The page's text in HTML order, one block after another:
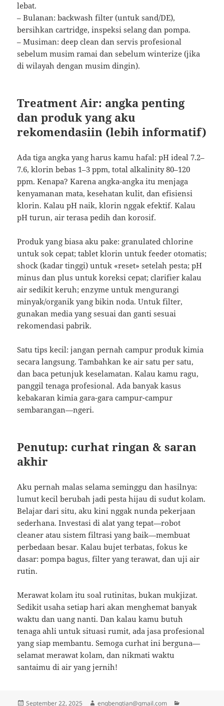
lebat.
– Bulanan: backwash filter (untuk sand/DE),
bersihkan cartridge, inspeksi selang dan pompa.
– Musiman: deep clean dan servis profesional
sebelum musim ramai dan sebelum winterize (jika
di wilayah dengan musim dingin).
Treatment Air: angka penting
dan produk yang aku
rekomendasiin (lebih informatif)
Ada tiga angka yang harus kamu hafal: pH ideal 7.2–
7.6, klorin bebas 1–3 ppm, total alkalinity 80–120
ppm. Kenapa? Karena angka-angka itu menjaga
kenyamanan mata, kesehatan kulit, dan efisiensi
klorin. Kalau pH naik, klorin nggak efektif. Kalau
pH turun, air terasa pedih dan korosif.
Produk yang biasa aku pake: granulated chlorine
untuk sok cepat; tablet klorin untuk feeder otomatis;
shock (kadar tinggi) untuk «reset» setelah pesta; pH
minus dan plus untuk koreksi cepat; clarifier kalau
air sedikit keruh; enzyme untuk mengurangi
minyak/organik yang bikin noda. Untuk filter,
gunakan media yang sesuai dan ganti sesuai
rekomendasi pabrik.
Satu tips kecil: jangan pernah campur produk kimia
secara langsung. Tambahkan ke air satu per satu,
dan baca petunjuk keselamatan. Kalau kamu ragu,
panggil tenaga profesional. Ada banyak kasus
kebakaran kimia gara-gara campur-campur
sembarangan—ngeri.
Penutup: curhat ringan & saran
akhir
Aku pernah malas selama seminggu dan hasilnya:
lumut kecil berubah jadi pesta hijau di sudut kolam.
Belajar dari situ, aku kini nggak nunda pekerjaan
sederhana. Investasi di alat yang tepat—robot
cleaner atau sistem filtrasi yang baik—membuat
perbedaan besar. Kalau bujet terbatas, fokus ke
dasar: pompa bagus, filter yang terawat, dan uji air
rutin.
Merawat kolam itu soal rutinitas, bukan mukjizat.
Sedikit usaha setiap hari akan menghemat banyak
waktu dan uang nanti. Dan kalau kamu butuh
tenaga ahli untuk situasi rumit, ada jasa profesional
yang siap membantu. Semoga curhat ini berguna—
selamat merawat kolam, dan nikmati waktu
santaimu di air yang jernih!
Posted
September 22, 2025 Author
engbengtian@gmail.com